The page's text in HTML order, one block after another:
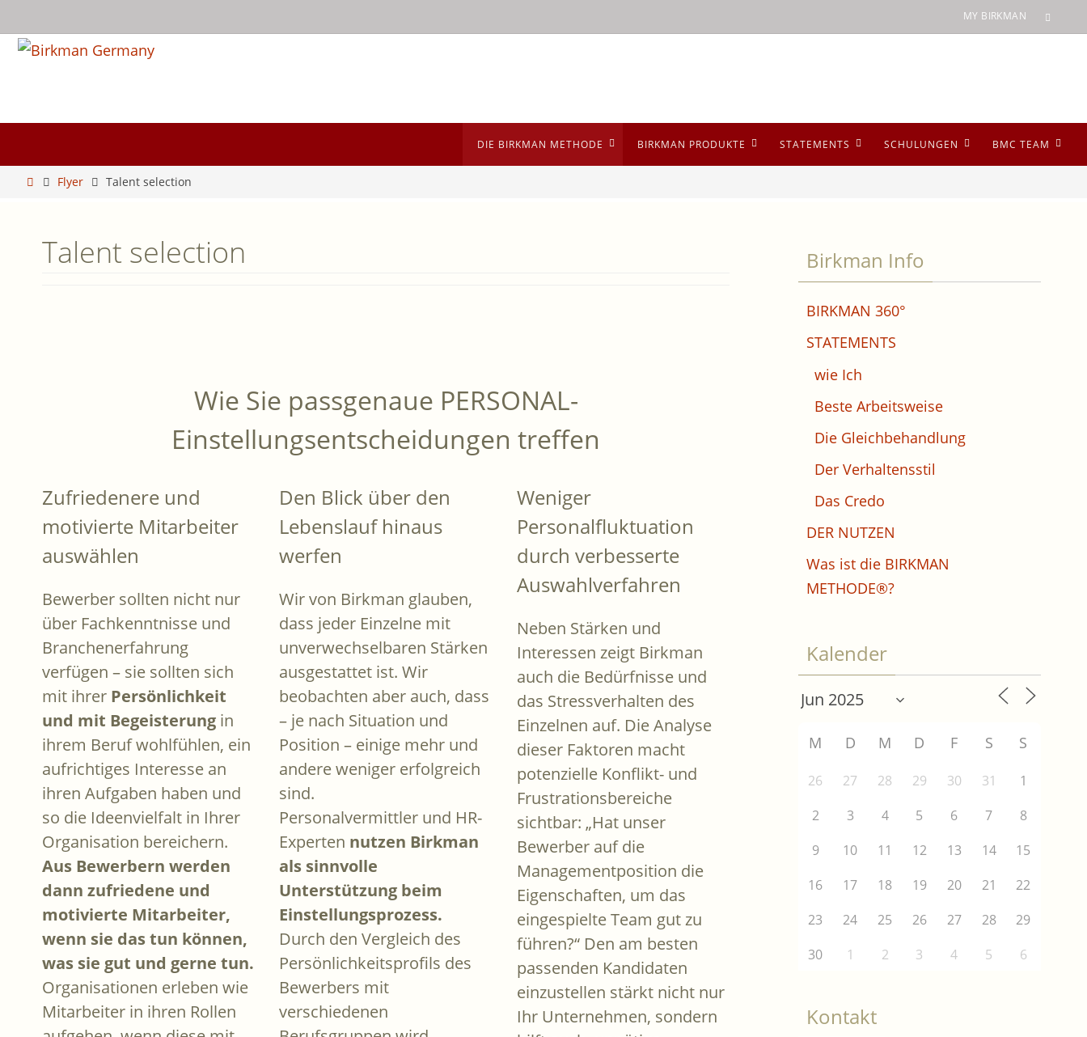
Zum
MY BIRKMAN
springen
BMC TEAM
SCHULUNGEN
STATEMENTS
BIRKMAN PRODUKTE
DIE BIRKMAN METHODE
StartFlyer Talent selection
Talent selection
Wie Sie passgenaue PERSONAL-
Einstellungsentscheidungen treffen
Zufriedenere und
motivierte Mitarbeiter
auswählen
Bewerber sollten nicht nur
über Fachkenntnisse und
Branchenerfahrung
verfügen – sie sollten sich
mit ihrer Persönlichkeit
und mit Begeisterung in
ihrem Beruf wohlfühlen, ein
aufrichtiges Interesse an
ihren Aufgaben haben und
so die Ideenvielfalt in Ihrer
Organisation bereichern.
Aus Bewerbern werden
dann zufriedene und
motivierte Mitarbeiter,
wenn sie das tun können,
was sie gut und gerne tun.
Organisationen erleben wie
Mitarbeiter in ihren Rollen
Den Blick über den
Lebenslauf hinaus
werfen
Wir von Birkman glauben,
dass jeder Einzelne mit
unverwechselbaren Stärken
ausgestattet ist. Wir
beobachten aber auch, dass
– je nach Situation und
Position – einige mehr und
andere weniger erfolgreich
sind.
Personalvermittler und HR-
Experten nutzen Birkman
als sinnvolle
Unterstützung beim
Einstellungsprozess.
Durch den Vergleich des
Persönlichkeitsprofils des
Bewerbers mit
verschiedenen
Weniger
Personalfluktuation
durch verbesserte
Auswahlverfahren
Neben Stärken und
Interessen zeigt Birkman
auch die Bedürfnisse und
das Stressverhalten des
Einzelnen auf. Die Analyse
dieser Faktoren macht
potenzielle Konflikt- und
Frustrationsbereiche
sichtbar: „Hat unser
Bewerber auf die
Managementposition die
Eigenschaften, um das
eingespielte Team gut zu
führen?“ Den am besten
passenden Kandidaten
einzustellen stärkt nicht nur
Ihr Unternehmen, sondern
Birkman Info
BIRKMAN 360°
STATEMENTS
wie Ich
Beste Arbeitsweise
Die Gleichbehandlung
Der Verhaltensstil
Das Credo
DER NUTZEN
Was ist die BIRKMAN
METHODE®?
Kalender
M D M D F S S
26 27 28 29 30 31
1
2
3 4 5 6 7
8
9
10 11 12 13 14
15
16
17 18 19 20 21
22
23
24 25 26 27 28
29
30
1 2 3 4 5 6
Kontakt